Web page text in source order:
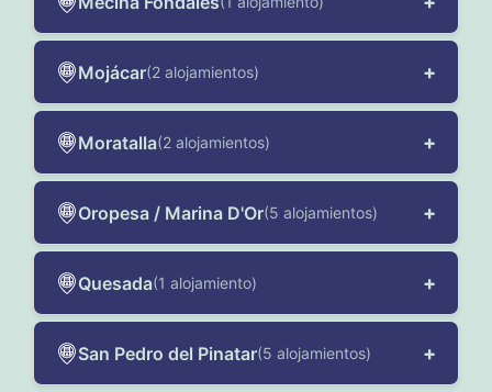
Mojácar(2 alojamientos) +
Moratalla(2 alojamientos) +
Oropesa / Marina D'Or(5 alojamientos) +
Quesada(1 alojamiento) +
San Pedro del Pinatar(5 alojamientos) +